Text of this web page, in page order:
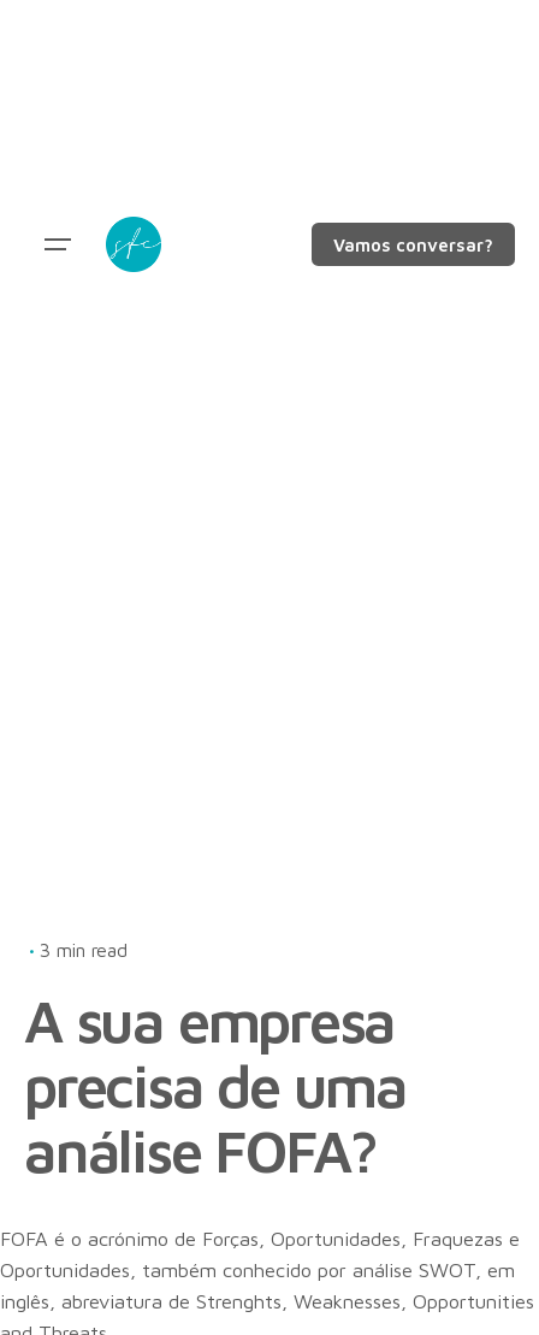
Vamos conversar?
3 min read
A sua empresa
precisa de uma
análise FOFA?
FOFA é o acrónimo de Forças, Oportunidades, Fraquezas e
Oportunidades, também conhecido por análise SWOT, em
inglês, abreviatura de Strenghts, Weaknesses, Opportunities